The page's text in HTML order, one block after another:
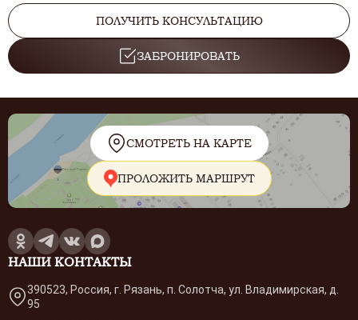
ПОЛУЧИТЬ КОНСУЛЬТАЦИЮ
ЗАБРОНИРОВАТЬ
СМОТРЕТЬ НА КАРТЕ
ПРОЛОЖИТЬ МАРШРУТ
НАШИ КОНТАКТЫ
390523, Россия, г. Рязань, п. Солотча, ул. Владимирская, д.
95